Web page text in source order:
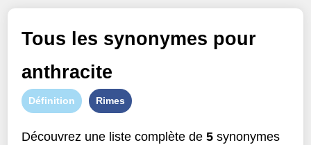
Tous les synonymes pour
anthracite
Définition Rimes
Découvrez une liste complète de5 synonymes